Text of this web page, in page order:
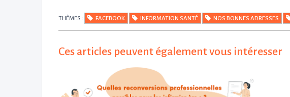
THÈMES : FACEBOOK INFORMATION SANTÉ NOS BONNES ADRESSES
Ces articles peuvent également vous intéresser